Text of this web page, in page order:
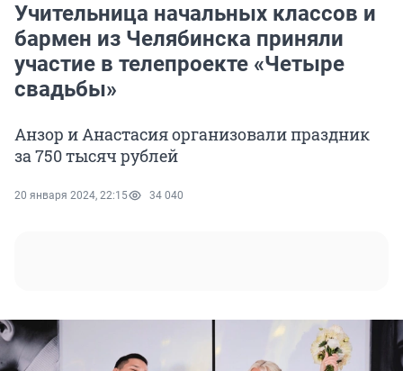
Учительница начальных классов и
бармен из Челябинска приняли
участие в телепроекте «Четыре
свадьбы»
Анзор и Анастасия организовали праздник
за 750 тысяч рублей
20 января 2024, 22:15 34 040